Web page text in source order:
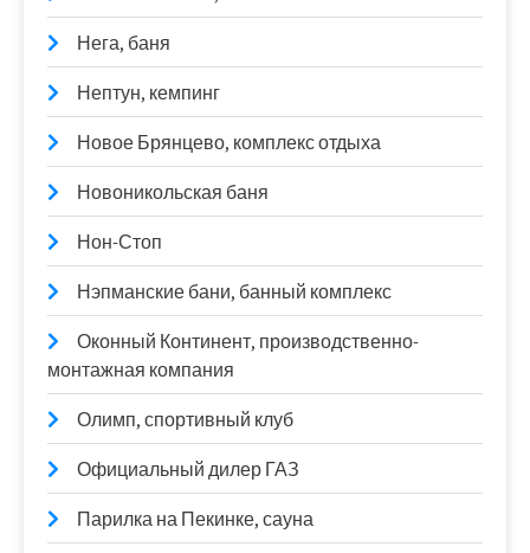
Нега, баня
Нептун, кемпинг
Новое Брянцево, комплекс отдыха
Новоникольская баня
Нон-Стоп
Нэпманские бани, банный комплекс
Оконный Континент, производственно-
монтажная компания
Олимп, спортивный клуб
Официальный дилер ГАЗ
Парилка на Пекинке, сауна